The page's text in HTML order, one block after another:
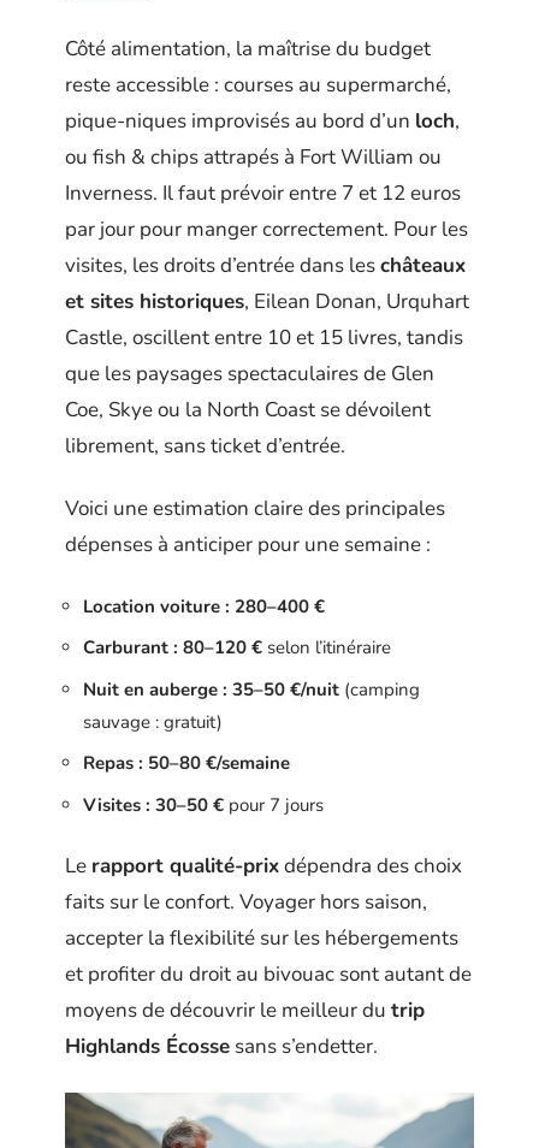
Côté alimentation, la maîtrise du budget
reste accessible : courses au supermarché,
pique-niques improvisés au bord d’un loch,
ou fish & chips attrapés à Fort William ou
Inverness. Il faut prévoir entre 7 et 12 euros
par jour pour manger correctement. Pour les
visites, les droits d’entrée dans leschâteaux
et sites historiques, Eilean Donan, Urquhart
Castle, oscillent entre 10 et 15 livres, tandis
que les paysages spectaculaires de Glen
Coe, Skye ou la North Coast se dévoilent
librement, sans ticket d’entrée.
Voici une estimation claire des principales
dépenses à anticiper pour une semaine :
Location voiture : 280–400 €
Carburant : 80–120 € selon l’itinéraire
Nuit en auberge : 35–50 €/nuit (camping
sauvage : gratuit)
Repas : 50–80 €/semaine
Visites : 30–50 € pour 7 jours
Le rapport qualité-prixdépendra des choix
faits sur le confort. Voyager hors saison,
accepter la flexibilité sur les hébergements
et profiter du droit au bivouac sont autant de
moyens de découvrir le meilleur du trip
Highlands Écosse sans s’endetter.